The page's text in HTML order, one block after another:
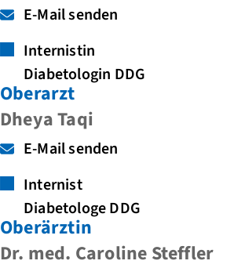
E-Mail senden
Internistin
Diabetologin DDG
Oberarzt
Dheya Taqi
E-Mail senden
Internist
Diabetologe DDG
Oberärztin
Dr. med. Caroline Steffler